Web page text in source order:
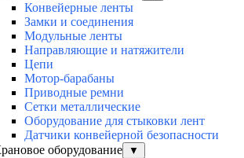
Конвейерные ленты
Замки и соединения
Модульные ленты
Направляющие и натяжители
Цепи
Мотор-барабаны
Приводные ремни
Сетки металлические
Оборудование для стыковки лент
Датчики конвейерной безопасности
оборудование
▼